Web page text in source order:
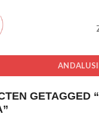
GETAGGED